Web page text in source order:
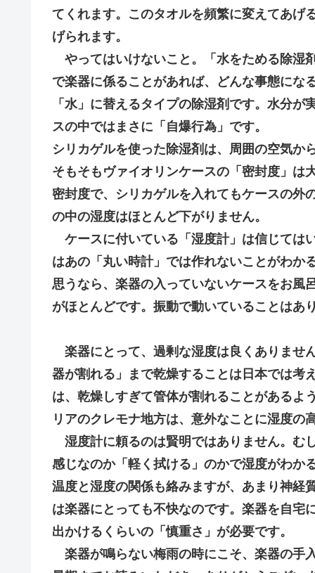
てくれます。このタオルを頻繁に変えてあげ
げられます。
やってはいけないこと。「水をためる除湿
で楽器に係ることがあれば、どんな事態にな
「水」に替えるタイプの除湿剤です。水分
スの中ではまさに「自爆行為」です。
シリカゲルを使った除湿剤は、周囲の空気か
そもそもヴァイオリンケースの「密封度」は
密封度で、シリカゲルを入れてもケースの外
の中の湿度はほとんど下がりません。
ケースに付いている「湿度計」は信じては
はあの「丸い時計」では作れないことがわか
思うなら、楽器の入っていないケースをお風
がほとんどです。振動で動いていることはあ
楽器にとって、過剰な湿度は良くありませ
器が割れる」まで乾燥することは日本では考
は、乾燥しすぎて管体が割れることがあるよ
リアのクレモナ地方は、意外なことに湿度の
湿度計に頼るのは賢明ではありません。む
感じなのか「軽く拭ける」のかで湿度がわか
温度と湿度の関係も絡みますが、あまり神経
は楽器にとっても不快なのです。楽器を自宅
出かけるくらいの「慎重さ」が必要です。
楽器が鳴らない梅雨の時にこそ、楽器の手